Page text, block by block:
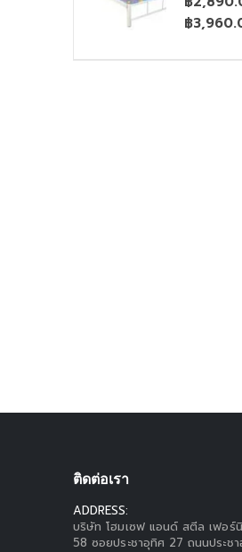
฿
ติดต่อเรา
ADDRESS:
บริษัท โฮมเซฟ แอนด์ สตีล เฟอร์
58 ซอยประชาอุทิศ 27 ถนนประช